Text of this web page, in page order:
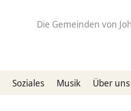
Die Gemeinden von
Soziales Musik Über uns